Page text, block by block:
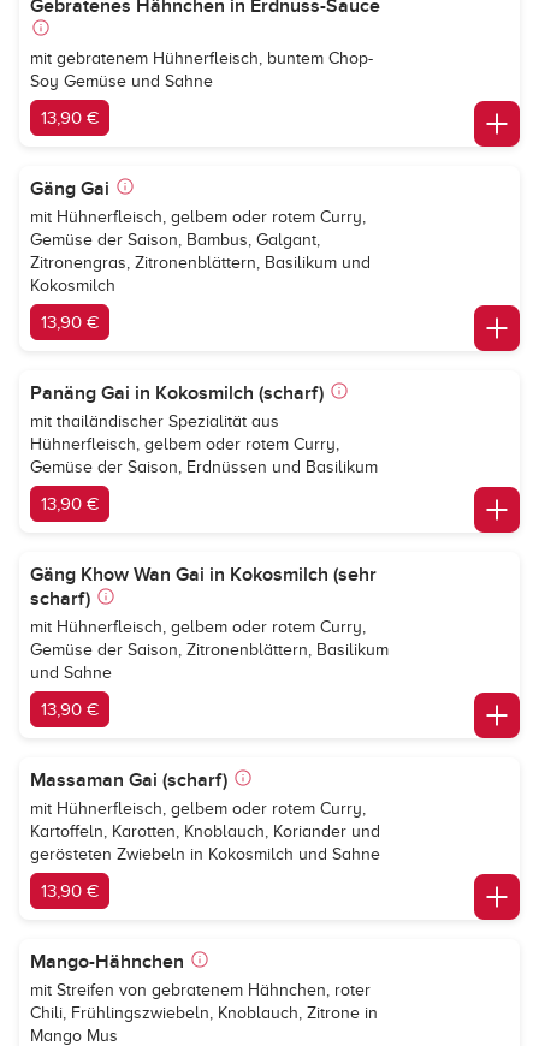
Gebratenes Hähnchen in Erdnuss-Sauce
mit gebratenem Hühnerfleisch, buntem Chop-
Soy Gemüse und Sahne
13,90 €
Gäng Gai
mit Hühnerfleisch, gelbem oder rotem Curry,
Gemüse der Saison, Bambus, Galgant,
Zitronengras, Zitronenblättern, Basilikum und
Kokosmilch
13,90 €
Panäng Gai in Kokosmilch (scharf)
mit thailändischer Spezialität aus
Hühnerfleisch, gelbem oder rotem Curry,
Gemüse der Saison, Erdnüssen und Basilikum
13,90 €
Gäng Khow Wan Gai in Kokosmilch (sehr
scharf)
mit Hühnerfleisch, gelbem oder rotem Curry,
Gemüse der Saison, Zitronenblättern, Basilikum
und Sahne
13,90 €
Massaman Gai (scharf)
mit Hühnerfleisch, gelbem oder rotem Curry,
Kartoffeln, Karotten, Knoblauch, Koriander und
gerösteten Zwiebeln in Kokosmilch und Sahne
13,90 €
Mango-Hähnchen
mit Streifen von gebratenem Hähnchen, roter
Chili, Frühlingszwiebeln, Knoblauch, Zitrone in
Mango Mus